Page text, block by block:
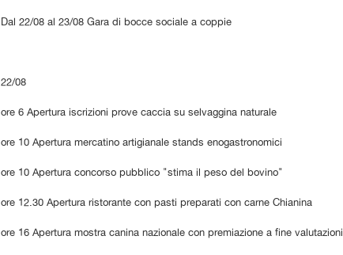
Dal 22/08 al 23/08 Gara di bocce sociale a coppie
22/08
ore 6 Apertura iscrizioni prove caccia su selvaggina naturale
ore 10 Apertura mercatino artigianale stands enogastronomici
ore 10 Apertura concorso pubblico "stima il peso del bovino"
ore 12.30 Apertura ristorante con pasti preparati con carne Chianina
ore 16 Apertura mostra canina nazionale con premiazione a fine valutazioni